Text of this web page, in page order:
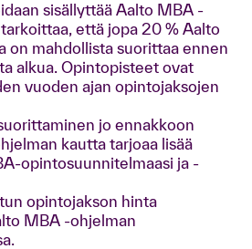
sisällyttää Aalto MBA -
että jopa 20 % Aalto
on mahdollista suorittaa ennen
alkua. Opintopisteet ovat
vuoden ajan opintojaksojen
jo ennakkoon
kautta tarjoaa lisää
opintosuunnitelmaasi ja -
opintojakson hinta
MBA -ohjelman